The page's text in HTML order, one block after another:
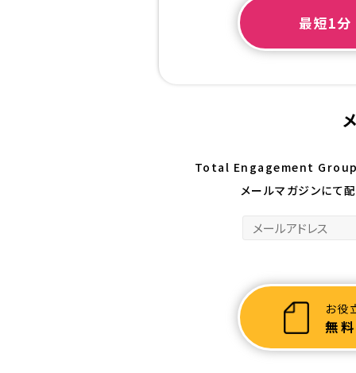
最短1分
Total Engagement Groupの
メールマガジンにて
お役
無